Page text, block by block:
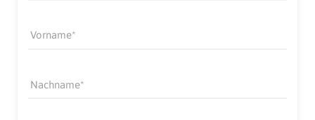
Vorname
Nachname